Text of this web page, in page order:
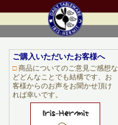
ご購入いただいたお客様へ
□商品についてのご意見ご感想な
どどんなことでも結構です、お
客様からのお声をお聞かせ頂け
れば幸いです。